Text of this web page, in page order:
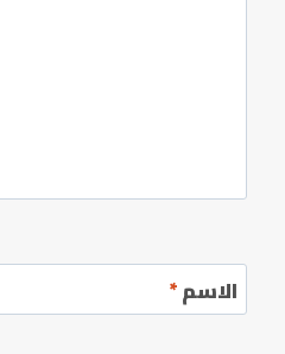
الاسم*